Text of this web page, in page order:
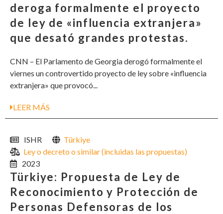
deroga formalmente el proyecto
de ley de «influencia extranjera»
que desató grandes protestas.
CNN – El Parlamento de Georgia derogó formalmente el
viernes un controvertido proyecto de ley sobre «influencia
extranjera» que provocó...
LEER MÁS
ISHR
Türkiye
Ley o decreto o similar (incluidas las propuestas)
2023
Türkiye: Propuesta de Ley de
Reconocimiento y Protección de
Personas Defensoras de los